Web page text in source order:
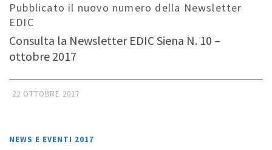
Pubblicato il nuovo numero della Newsletter
EDIC
Consulta la Newsletter EDIC Siena N. 10 –
ottobre 2017
22 OTTOBRE 2017
NEWS E EVENTI 2017